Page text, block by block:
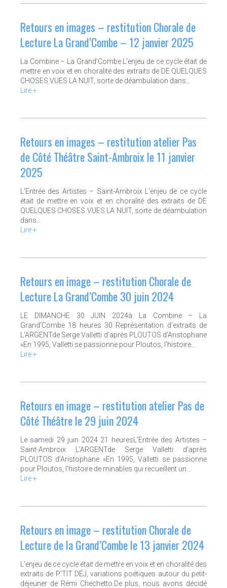
Retours en images – restitution Chorale de
Lecture La Grand’Combe – 12 janvier 2025
La Combine – La Grand’Combe L’enjeu de ce cycle était de
mettre en voix et en choralité des extraits de DE QUELQUES
CHOSES VUES LA NUIT, sorte de déambulation dans…
Lire +
Retours en images – restitution atelier Pas
de Côté Théâtre Saint-Ambroix le 11 janvier
2025
L’Entrée des Artistes – Saint-Ambroix L’enjeu de ce cycle
était de mettre en voix et en choralité des extraits de DE
QUELQUES CHOSES VUES LA NUIT, sorte de déambulation
dans…
Lire +
Retours en image – restitution Chorale de
Lecture La Grand’Combe 30 juin 2024
LE DIMANCHE 30 JUIN 2024à La Combine – La
Grand’Combe 18 heures 30 Représentation d’extraits de
L’ARGENTde Serge Valletti d’après PLOUTOS d’Aristophane
«En 1995, Valletti se passionne pour Ploutos, l’histoire…
Lire +
Retours en image – restitution atelier Pas de
Côté Théâtre le 29 juin 2024
Le samedi 29 juin 2024 21 heuresL’Entrée des Artistes –
Saint-Ambroix L’ARGENTde Serge Valletti d’après
PLOUTOS d’Aristophane «En 1995, Valletti se passionne
pour Ploutos, l’histoire de minables qui recueillent un…
Lire +
Retours en image – restitution Chorale de
Lecture de la Grand’Combe le 13 janvier 2024
L’enjeu de ce cycle était de mettre en voix et en choralité des
extraits de P’TIT DÉJ, variations poétiques autour du petit-
déjeuner de Rémi Chechetto.De plus, nous avons décidé